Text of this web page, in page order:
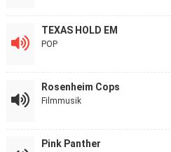
TEXAS HOLD EM
POP
Rosenheim Cops
Filmmusik
Pink Panther